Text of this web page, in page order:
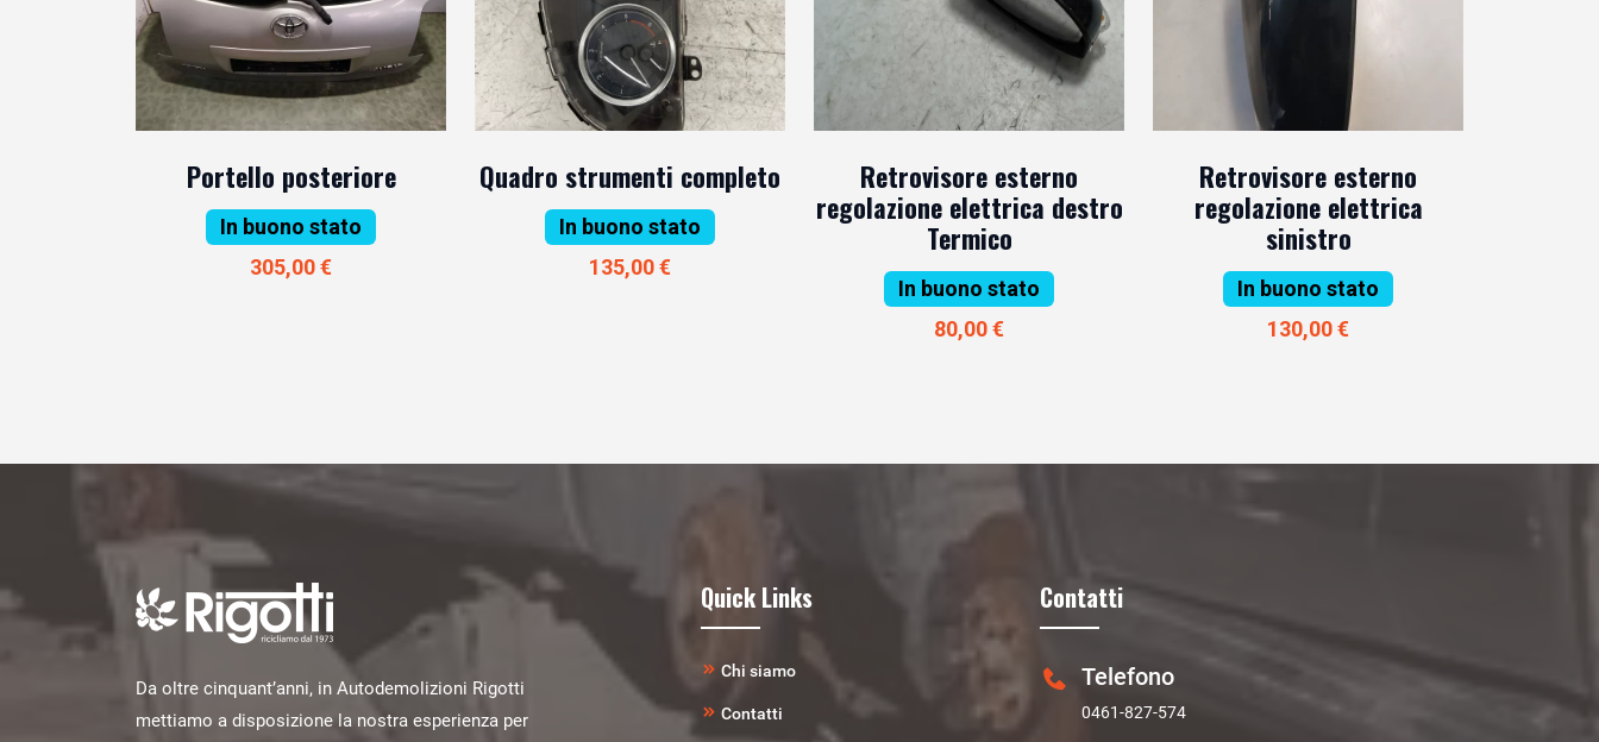
Portello posteriore
In buono stato
305,00 €
Quadro strumenti completo
In buono stato
135,00 €
Retrovisore esterno
regolazione elettrica destro
Termico
In buono stato
80,00 €
Retrovisore esterno
regolazione elettrica
sinistro
In buono stato
130,00 €
Da oltre cinquant’anni, in Autodemolizioni Rigotti
mettiamo a disposizione la nostra esperienza per
Quick Links
Chi siamo
Contatti
Contatti
Telefono
0461-827-574